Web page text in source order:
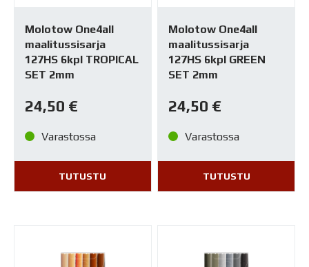
Molotow One4all
maalitussisarja
127HS 6kpl TROPICAL
SET 2mm
24,50 €
Varastossa
TUTUSTU
Molotow One4all
maalitussisarja
127HS 6kpl GREEN
SET 2mm
24,50 €
Varastossa
TUTUSTU